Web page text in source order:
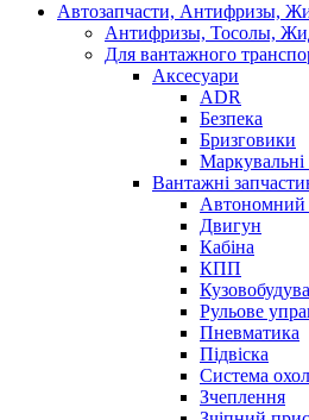
Автозапчасти, Антифризы,
Антифризы, Тосолы,
Для вантажного
Аксесуари
ADR
Безпека
Бризговики
Маркувальні
Вантажні
Автономний
Двигун
Кабіна
КПП
Рульове
Пневматика
Підвіска
Система
Зчеплення